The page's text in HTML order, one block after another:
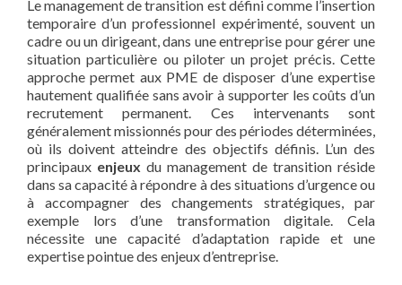
Le management de transition est défini comme l’insertion
temporaire d’un professionnel expérimenté, souvent un
cadre ou un dirigeant, dans une entreprise pour gérer une
situation particulière ou piloter un projet précis. Cette
approche permet aux PME de disposer d’une expertise
hautement qualifiée sans avoir à supporter les coûts d’un
recrutement permanent. Ces intervenants sont
généralement missionnés pour des périodes déterminées,
où ils doivent atteindre des objectifs définis. L’un des
principaux enjeux du management de transition réside
dans sa capacité à répondre à des situations d’urgence ou
à accompagner des changements stratégiques, par
exemple lors d’une transformation digitale. Cela
nécessite une capacité d’adaptation rapide et une
expertise pointue des enjeux d’entreprise.